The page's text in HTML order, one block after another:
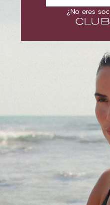
¿No eres